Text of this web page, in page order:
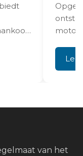
van het